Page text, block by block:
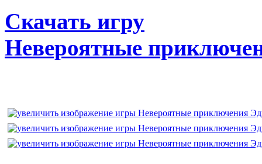
Скачать игру
Невероятные